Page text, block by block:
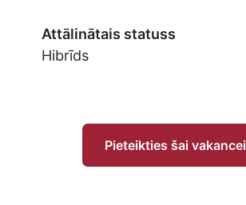
Attālinātais statuss
Hibrīds
Pieteikties šai vakancei